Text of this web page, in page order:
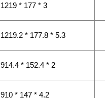
1219 * 177 * 3
1219.2 * 177.8 * 5.3
914.4 * 152.4 * 2
910 * 147 * 4.2